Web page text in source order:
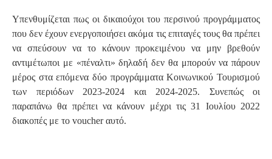
Υπενθυμίζεται πως οι δικαιούχοι του περσινού προγράμματος
που δεν έχουν ενεργοποιήσει ακόμα τις επιταγές τους θα πρέπει
να σπεύσουν να το κάνουν προκειμένου να μην βρεθούν
αντιμέτωποι με «πέναλτι» δηλαδή δεν θα μπορούν να πάρουν
μέρος στα επόμενα δύο προγράμματα Κοινωνικού Τουρισμού
των περιόδων 2023-2024 και 2024-2025. Συνεπώς οι
παραπάνω θα πρέπει να κάνουν μέχρι τις 31 Ιουλίου 2022
διακοπές με το voucher αυτό.